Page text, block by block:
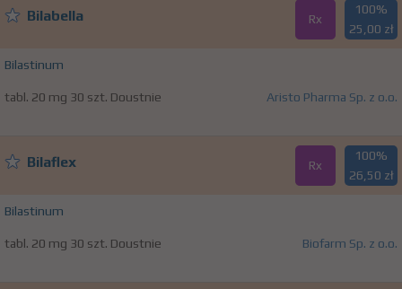
Bilabella Rx
100%
25,00 zł
Bilastinum
tabl. 20 mg 30 szt. Doustnie Aristo Pharma Sp. z o.o.
Bilaflex Rx
100%
26,50 zł
Bilastinum
tabl. 20 mg 30 szt. Doustnie Biofarm Sp. z o.o.